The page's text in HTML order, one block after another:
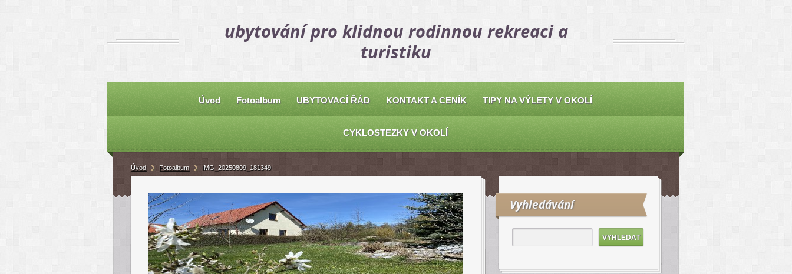
ubytování pro klidnou rodinnou rekreaci a
turistiku
Úvod Fotoalbum UBYTOVACÍ ŘÁD KONTAKT A CENÍK TIPY NA VÝLETY V OKOLÍ
CYKLOSTEZKY V OKOLÍ
Vyhledávání
Úvod Fotoalbum IMG_20250809_181349